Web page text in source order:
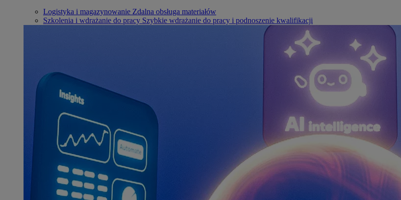
Logistyka i magazynowanie Zdalna obsługa materiałów
Szkolenia i wdrażanie do pracy Szybkie wdrażanie do pracy i podnoszenie kwalifikacji